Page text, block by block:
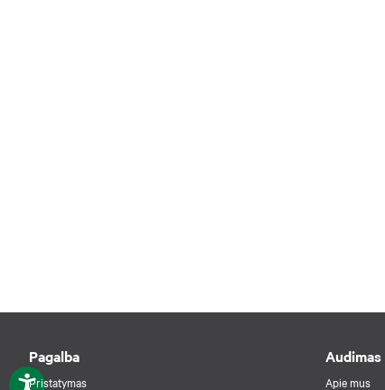
Pagalba
Pristatymas
Audimas
Apie mus